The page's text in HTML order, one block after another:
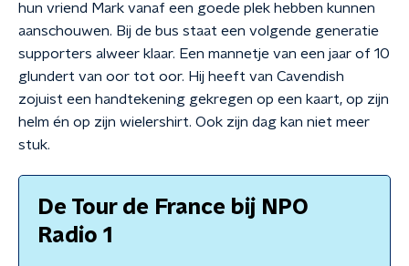
hun vriend Mark vanaf een goede plek hebben kunnen
aanschouwen. Bij de bus staat een volgende generatie
supporters alweer klaar. Een mannetje van een jaar of 10
glundert van oor tot oor. Hij heeft van Cavendish
zojuist een handtekening gekregen op een kaart, op zijn
helm én op zijn wielershirt. Ook zijn dag kan niet meer
stuk.
De Tour de France bij NPO
Radio 1